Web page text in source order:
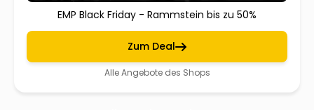
EMP Black Friday - Rammstein bis zu 50%
Zum Deal
Alle Angebote des Shops